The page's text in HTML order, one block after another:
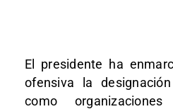
El presidente ha
ofensiva la
como